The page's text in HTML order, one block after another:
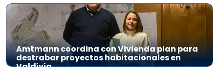
Amtmann coordina con Vivienda plan para
destrabar proyectos habitacionales en
Valdivia